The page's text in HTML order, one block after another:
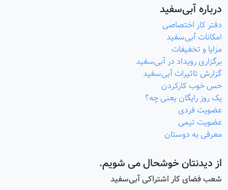
درباره آبی‌سفید
دفتر کار اختصاصی
امکانات آبی‌سفید
مزایا و تخفیفات
برگزاری رویداد در آبی‌سفید
گزارش تاثیرات آبی‌سفید
حس خوب کارکردن
یک روز رایگان یعنی چه؟
عضویت فردی
عضویت تیمی
معرفی به دوستان
از دیدنتان خوشحال می شویم.
شعب فضای کار اشتراکی آبی‌سفید